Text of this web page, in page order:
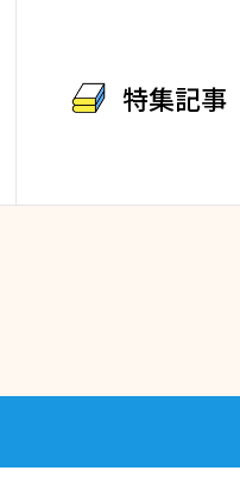
特集記事